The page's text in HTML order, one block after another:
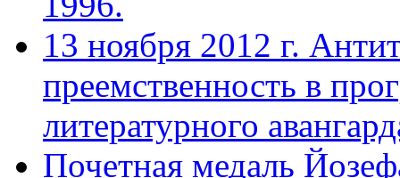
13 ноября 2012 г.
преемственность в
литературного
Почетная медаль